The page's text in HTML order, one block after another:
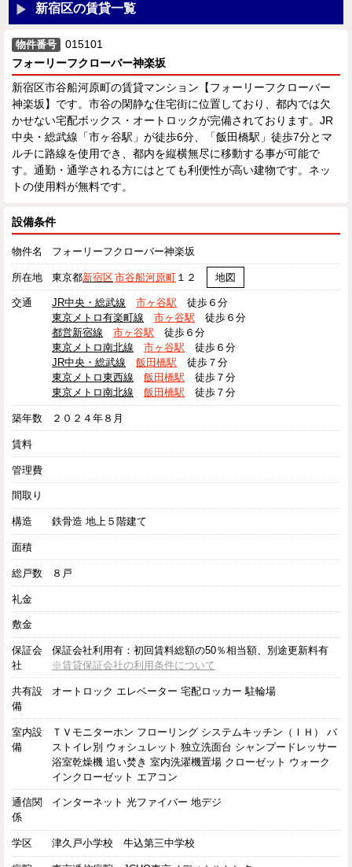
新宿区の賃貸一覧
物件番号
015101
フォーリーフクローバー神楽坂
新宿区市谷船河原町の賃貸マンション【フォーリーフクローバー
神楽坂】です。市谷の閑静な住宅街に位置しており、都内では欠
かせない宅配ボックス・オートロックが完備されております。JR
中央・総武線「市ヶ谷駅」が徒歩6分、「飯田橋駅」徒歩7分とマ
ルチに路線を使用でき、都内を縦横無尽に移動する事が可能で
す。通勤・通学される方にはとても利便性が高い建物です。ネッ
トの使用料が無料です。
設備条件
物件名 フォーリーフクローバー神楽坂
所在地 東京都新宿区市谷船河原町 １２ 地図
交通 JR中央・総武線 市ヶ谷駅 徒歩６分
東京メトロ有楽町線
市ヶ谷駅 徒歩６分
都営新宿線
市ヶ谷駅 徒歩６分
東京メトロ南北線
市ヶ谷駅 徒歩６分
JR中央・総武線
飯田橋駅 徒歩７分
東京メトロ東西線
飯田橋駅 徒歩７分
東京メトロ南北線
飯田橋駅 徒歩７分
築年数 ２０２４年８月
賃料
管理費
間取り
構造 鉄骨造 地上５階建て
面積
総戸数 ８戸
礼金
敷金
保証会
社
保証会社利用有：初回賃料総額の50％相当額、別途更新料有
※賃貸保証会社の利用条件について
共有設
備
オートロック エレベーター 宅配ロッカー 駐輪場
室内設
備
ＴＶモニターホン フローリング システムキッチン（ＩＨ） バ
ストイレ別 ウォシュレット 独立洗面台 シャンプードレッサー
浴室乾燥機 追い焚き 室内洗濯機置場 クローゼット ウォーク
インクローゼット エアコン
通信関
係
インターネット 光ファイバー 地デジ
学区 津久戸小学校 牛込第三中学校